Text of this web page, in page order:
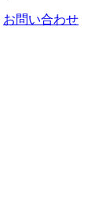
お問い合わせ